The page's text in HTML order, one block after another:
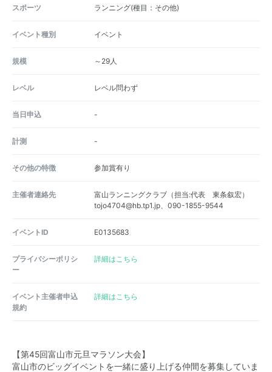
スポーツ ランニング(種目：その他)
イベント種別 イベント
規模 ～29人
レベル レベル問わず
当日申込 -
計測 -
その他の特徴 参加賞有り
主催者連絡先
富山ランニングクラブ（担当:代表 東条叙宏）
tojo4704@hb.tp1.jp、090-1855-9544
イベントID E0135683
プライバシーポリシ
ー
詳細はこちら
イベント主催者申込
規約
詳細はこちら
【第45回富山市元旦マラソン大会】
富山市のビッグイベントを一緒に盛り上げる仲間を募集していま